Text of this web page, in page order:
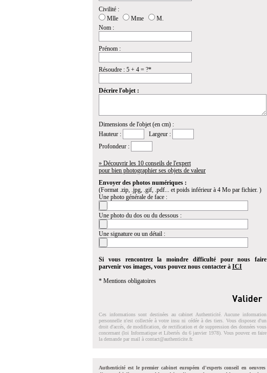
Civilité :
Mlle
Mme
M.
Nom :
Prénom :
Résoudre : 5 + 4 = ?*
Décrire l'objet :
Dimensions de l'objet (en cm) :
Hauteur :
Largeur :
Profondeur :
» Découvrir les 10 conseils de l'expert
pour bien photographier ses objets de valeur
Envoyer des photos numériques :
(Format .zip, .jpg, .gif, .pdf... et poids inférieur à 4 Mo par fichier. )
Une photo générale de face :
Une photo du dos ou du dessous :
Une signature ou un détail :
Si vous rencontrez la moindre difficulté pour nous faire
parvenir vos images, vous pouvez nous contacter à ICI
* Mentions obligatoires
Ces informations sont destinées au cabinet Authenticité. Aucune information
personnelle n'est collectée à votre insu ni cédée à des tiers. Vous disposez d'un
droit d'accés, de modification, de rectification et de suppression des données vous
concernant (loi Informatique et Libertés du 6 janvier 1978). Vous pouvez en faire
la demande par mail à contact@authenticite.fr.
Authenticité est le premier cabinet européen d'experts conseil en oeuvres